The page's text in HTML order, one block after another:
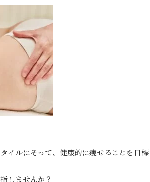
イルにそって、健康的に痩せることを目標
しませんか？